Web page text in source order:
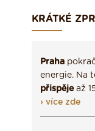
KRÁTKÉ
Praha
energie. Na
přispějeaž
› více zde